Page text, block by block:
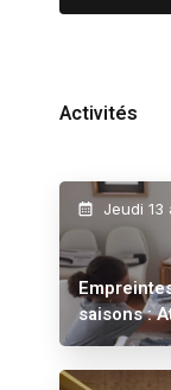
Activités
Jeudi 13
saisons :